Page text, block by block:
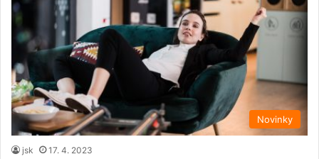
Novinky
jsk 17. 4. 2023